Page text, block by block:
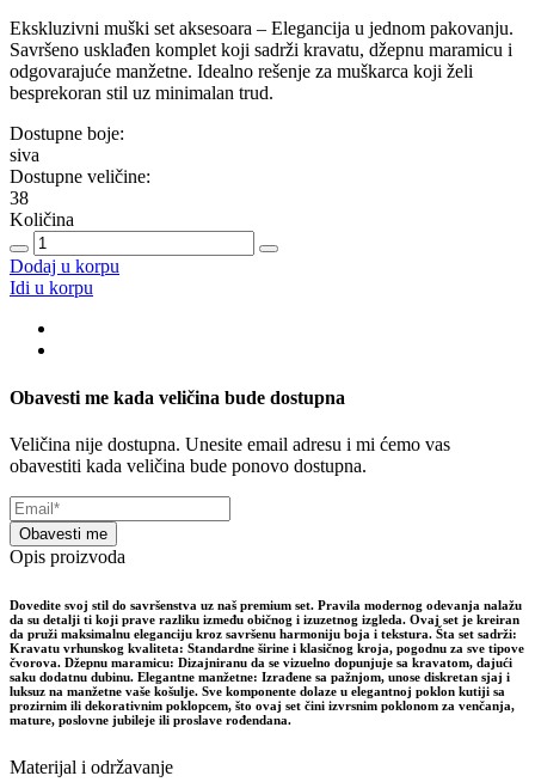
Ekskluzivni muški set aksesoara – Elegancija u jednom pakovanju.
Savršeno usklađen komplet koji sadrži kravatu, džepnu maramicu i
odgovarajuće manžetne. Idealno rešenje za muškarca koji želi
besprekoran stil uz minimalan trud.
Dostupne boje:
siva
Dostupne veličine:
38
Količina
Dodaj u korpu
Idi u korpu
Obavesti me kada veličina bude dostupna
Veličina nije dostupna. Unesite email adresu i mi ćemo vas
obavestiti kada veličina bude ponovo dostupna.
Obavesti me
Opis proizvoda
Dovedite svoj stil do savršenstva uz naš premium set. Pravila modernog odevanja nalažu
da su detalji ti koji prave razliku između običnog i izuzetnog izgleda. Ovaj set je kreiran
da pruži maksimalnu eleganciju kroz savršenu harmoniju boja i tekstura. Šta set sadrži:
Kravatu vrhunskog kvaliteta: Standardne širine i klasičnog kroja, pogodnu za sve tipove
čvorova. Džepnu maramicu: Dizajniranu da se vizuelno dopunjuje sa kravatom, dajući
saku dodatnu dubinu. Elegantne manžetne: Izrađene sa pažnjom, unose diskretan sjaj i
luksuz na manžetne vaše košulje. Sve komponente dolaze u elegantnoj poklon kutiji sa
prozirnim ili dekorativnim poklopcem, što ovaj set čini izvrsnim poklonom za venčanja,
mature, poslovne jubileje ili proslave rođendana.
Materijal i održavanje